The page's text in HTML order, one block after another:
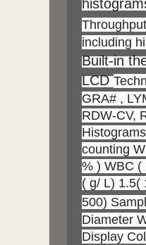
including
Built-in
LCD
GRA# ,
RDW-CV,
counting
% ) WBC (
( g/ L) 1.5(
500)
Diameter
Display